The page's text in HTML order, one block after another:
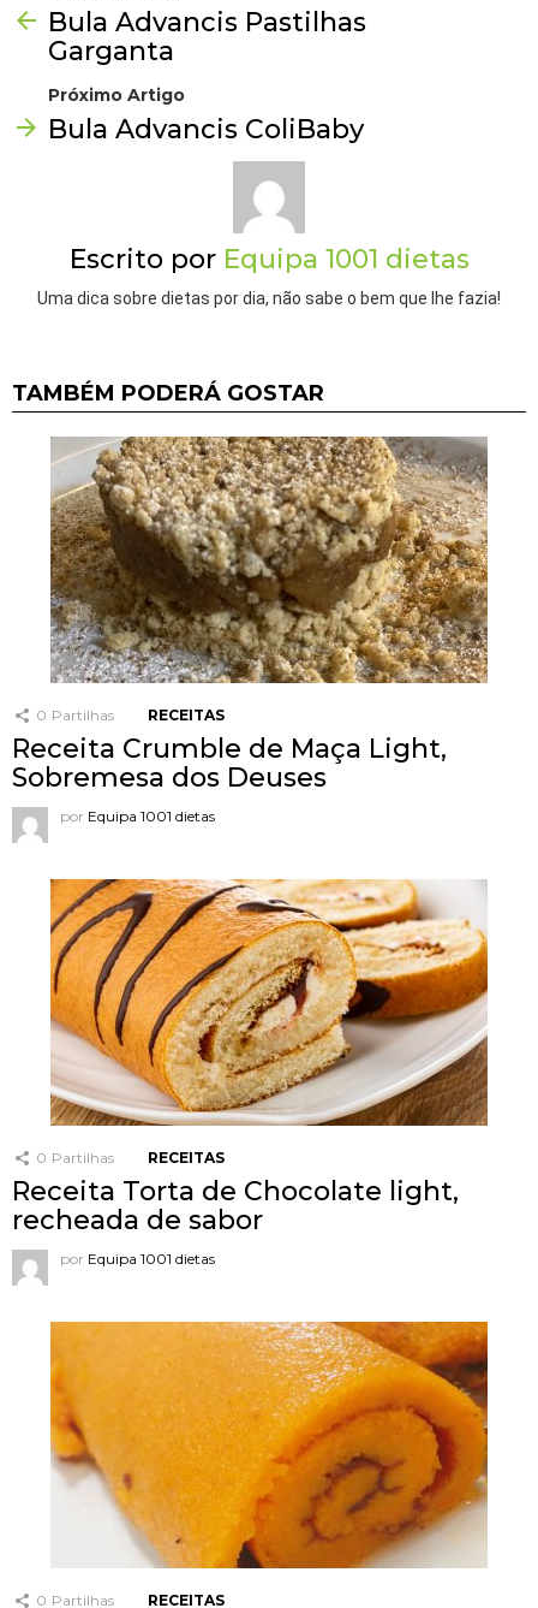
Bula Advancis Pastilhas
Garganta
Próximo Artigo
Bula Advancis ColiBaby
Escrito por Equipa 1001 dietas
Uma dica sobre dietas por dia, não sabe o bem que lhe fazia!
TAMBÉM PODERÁ GOSTAR
0 Partilhas RECEITAS
Receita Crumble de Maça Light,
Sobremesa dos Deuses
por Equipa 1001 dietas
0 Partilhas RECEITAS
Receita Torta de Chocolate light,
recheada de sabor
por Equipa 1001 dietas
0 Partilhas RECEITAS